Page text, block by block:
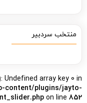
منتخب سردبیر
: Undefined array key 0 in
content/plugins/jayto-
on line 852